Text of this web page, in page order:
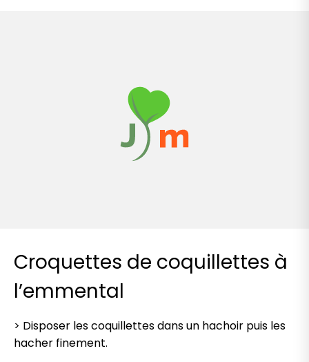
Croquettes de coquillettes à
l’emmental
> Disposer les coquillettes dans un hachoir puis les
hacher finement.